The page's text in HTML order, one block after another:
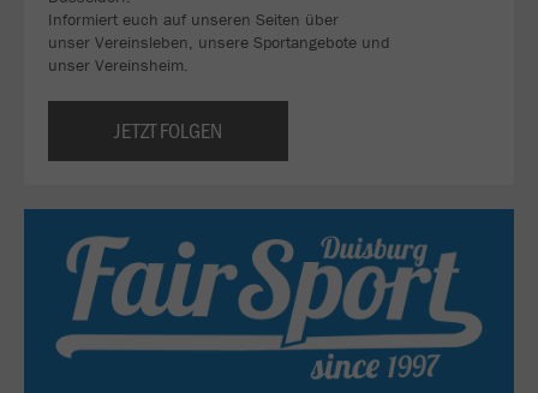
Informiert euch auf unseren Seiten über
unser Vereinsleben, unsere Sportangebote und
unser Vereinsheim.
JETZT FOLGEN